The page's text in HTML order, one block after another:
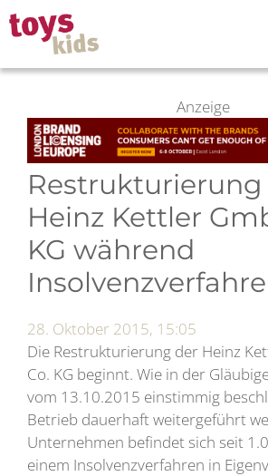
Zum
Inhalt
springen
Anzeige
Restrukturierung
Heinz Kettler
KG während
28. Oktober 2015, 15:05
Die Restrukturierung der Heinz
Co. KG beginnt. Wie in der
vom 13.10.2015 einstimmig
Betrieb dauerhaft weitergeführt
Unternehmen befindet sich seit
einem Insolvenzverfahren in